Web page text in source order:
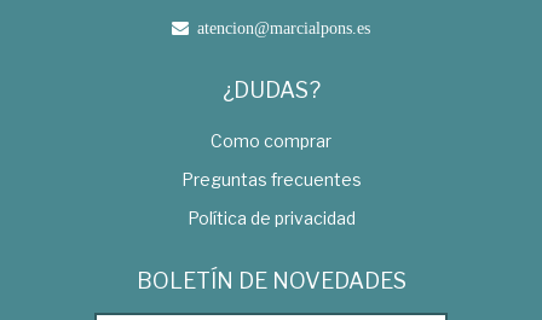
atencion@marcialpons.es
¿DUDAS?
Como comprar
Preguntas frecuentes
Política de privacidad
BOLETÍN DE NOVEDADES